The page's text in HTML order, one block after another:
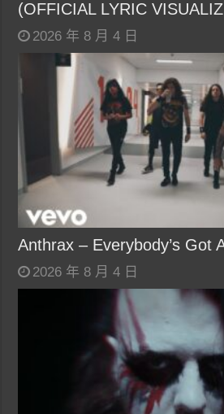
(OFFICIAL LYRIC
2026 年 8 月 4 日
Anthrax – Everybody’s Got
2026 年 8 月 4 日